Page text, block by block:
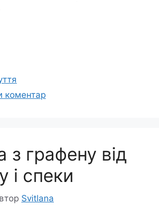
коментар
з графену від
і спеки
Svitlana